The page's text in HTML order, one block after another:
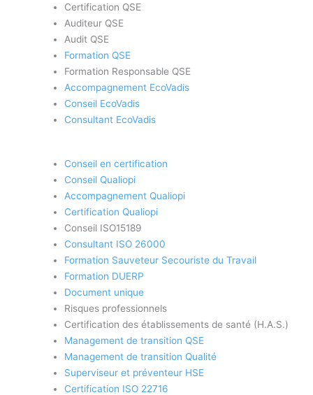
Certification QSE
Auditeur QSE
Audit QSE
Formation QSE
Formation Responsable QSE
Accompagnement EcoVadis
Conseil EcoVadis
Consultant EcoVadis
Conseil en certification
Conseil Qualiopi
Accompagnement Qualiopi
Certification Qualiopi
Conseil ISO15189
Consultant ISO 26000
Formation Sauveteur Secouriste du Travail
Formation DUERP
Document unique
Risques professionnels
Certification des établissements de santé (H.A.S.)
Management de transition QSE
Management de transition Qualité
Superviseur et préventeur HSE
Certification ISO 22716